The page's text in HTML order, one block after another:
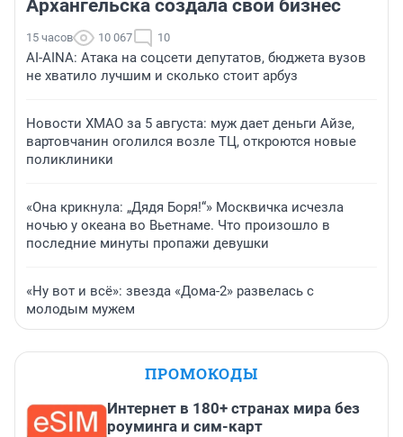
Архангельска создала свой бизнес
15 часов 10 067 10
AI-AINA: Атака на соцсети депутатов, бюджета вузов
не хватило лучшим и сколько стоит арбуз
Новости ХМАО за 5 августа: муж дает деньги Айзе,
вартовчанин оголился возле ТЦ, откроются новые
поликлиники
«Она крикнула: „Дядя Боря!“» Москвичка исчезла
ночью у океана во Вьетнаме. Что произошло в
последние минуты пропажи девушки
«Ну вот и всё»: звезда «Дома-2» развелась с
молодым мужем
ПРОМОКОДЫ
Интернет в 180+ странах мира без
роуминга и сим-карт